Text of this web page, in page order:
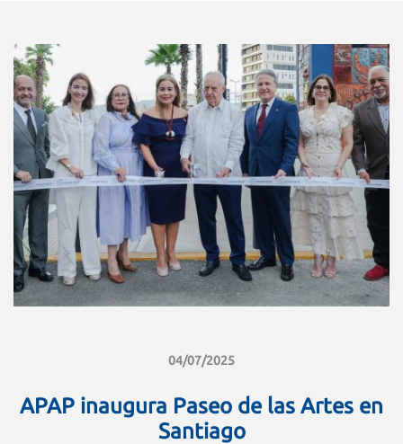
04/07/2025
APAP inaugura Paseo de las Artes en
Santiago